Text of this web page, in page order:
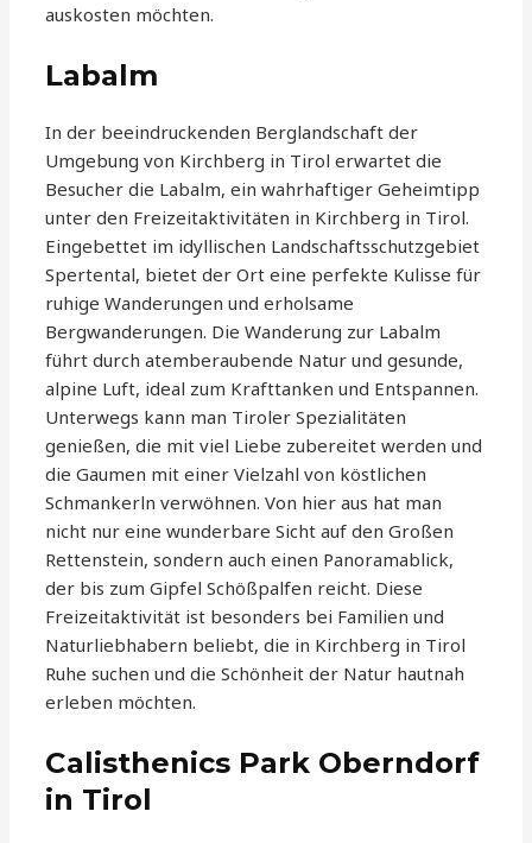
auskosten möchten.
Labalm
In der beeindruckenden Berglandschaft der
Umgebung von Kirchberg in Tirol erwartet die
Besucher die Labalm, ein wahrhaftiger Geheimtipp
unter den Freizeitaktivitäten in Kirchberg in Tirol.
Eingebettet im idyllischen Landschaftsschutzgebiet
Spertental, bietet der Ort eine perfekte Kulisse für
ruhige Wanderungen und erholsame
Bergwanderungen. Die Wanderung zur Labalm
führt durch atemberaubende Natur und gesunde,
alpine Luft, ideal zum Krafttanken und Entspannen.
Unterwegs kann man Tiroler Spezialitäten
genießen, die mit viel Liebe zubereitet werden und
die Gaumen mit einer Vielzahl von köstlichen
Schmankerln verwöhnen. Von hier aus hat man
nicht nur eine wunderbare Sicht auf den Großen
Rettenstein, sondern auch einen Panoramablick,
der bis zum Gipfel Schößpalfen reicht. Diese
Freizeitaktivität ist besonders bei Familien und
Naturliebhabern beliebt, die in Kirchberg in Tirol
Ruhe suchen und die Schönheit der Natur hautnah
erleben möchten.
Calisthenics Park Oberndorf
in Tirol